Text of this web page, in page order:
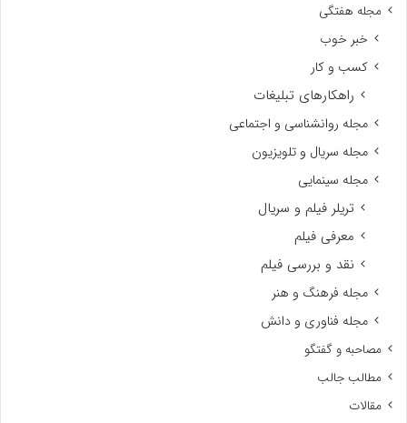
مجله هفتگی
خبر خوب
کسب و کار
راهکارهای تبلیغات
مجله روانشناسی و اجتماعی
مجله سریال و تلویزیون
مجله سینمایی
تریلر فیلم و سریال
معرفی فیلم
نقد و بررسی فیلم
مجله فرهنگ و هنر
مجله فناوری و دانش
مصاحبه و گفتگو
مطالب جالب
مقالات